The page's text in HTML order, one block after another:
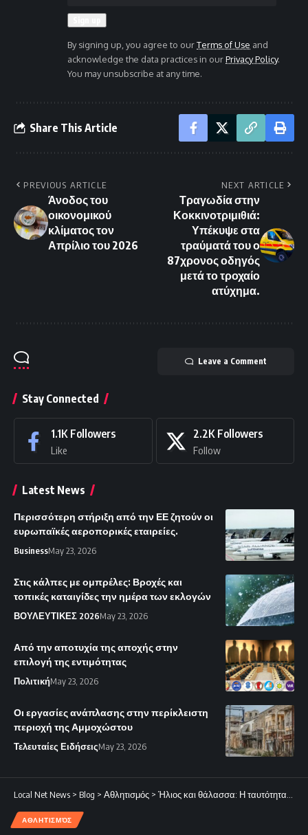
By signing up, you agree to ourTerms of Use and
acknowledge the data practices in ourPrivacy Policy.
You may unsubscribe at any time.
Share This Article
PREVIOUS ARTICLE
Άνοδος του
οικονομικού
κλίματος τον
Απρίλιο του 2026
NEXT ARTICLE
Τραγωδία στην
Κοκκινοτριμιθιά:
Υπέκυψε στα
τραύματά του ο
87χρονος οδηγός
μετά το τροχαίο
ατύχημα.
Leave a Comment
Stay Connected
1.1K Followers
Like
2.2K Followers
Follow
Latest News
Περισσότερη στήριξη από την ΕΕ ζητούν οι
ευρωπαϊκές αεροπορικές εταιρείες.
BusinessMay 23, 2026
Στις κάλπες με ομπρέλες: Βροχές και
τοπικές καταιγίδες την ημέρα των εκλογών
ΒΟΥΛΕΥΤΙΚΕΣ 2026May 23, 2026
Από την αποτυχία της αποχής στην
επιλογή της εντιμότητας
ΠολιτικήMay 23, 2026
Οι εργασίες ανάπλασης στην περίκλειστη
περιοχή της Αμμοχώστου
Τελευταίες ΕιδήσειςMay 23, 2026
Local Net News > Blog > Αθλητισμός > Ήλιος και θάλασσα: Η ταυτότητα του πολιτισμού μας
ΑΘΛΗΤΙΣΜΌΣ